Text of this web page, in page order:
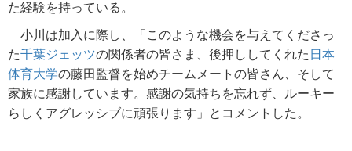
た経験を持っている。
小川は加入に際し、「このような機会を与えてくださっ
た千葉ジェッツの関係者の皆さま、後押ししてくれた 日本
体育大学の藤田監督を始めチームメートの皆さん、そして
家族に感謝しています。感謝の気持ちを忘れず、ルーキー
らしくアグレッシブに頑張ります」とコメントした。